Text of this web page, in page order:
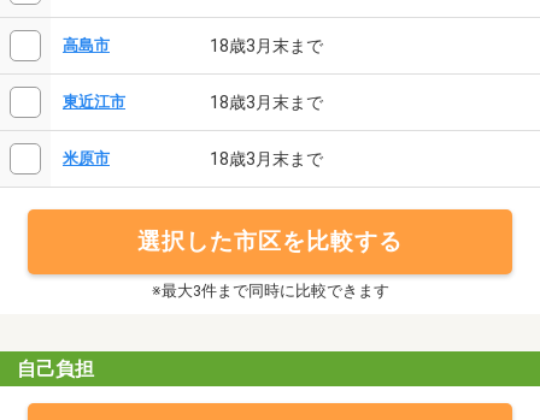
高島市 18歳3月末まで
東近江市 18歳3月末まで
米原市 18歳3月末まで
選択した市区を比較する
※最大3件まで同時に比較できます
自己負担